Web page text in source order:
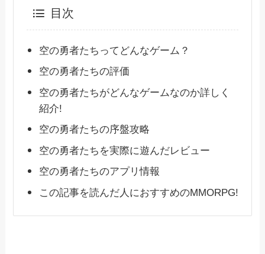
目次
空の勇者たちってどんなゲーム？
空の勇者たちの評価
空の勇者たちがどんなゲームなのか詳しく
紹介!
空の勇者たちの序盤攻略
空の勇者たちを実際に遊んだレビュー
空の勇者たちのアプリ情報
この記事を読んだ人におすすめのMMORPG!